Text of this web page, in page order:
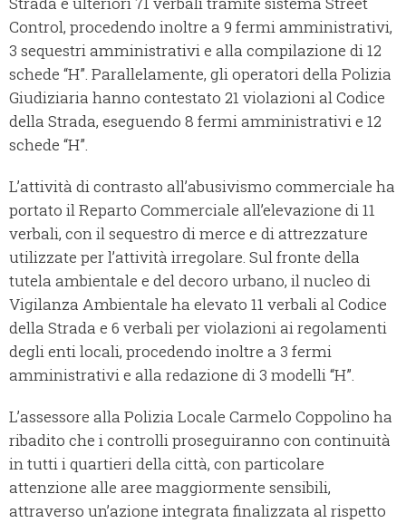
Control, procedendo inoltre a 9 fermi amministrativi,
3 sequestri amministrativi e alla compilazione di 12
schede “H”. Parallelamente, gli operatori della Polizia
Giudiziaria hanno contestato 21 violazioni al Codice
della Strada, eseguendo 8 fermi amministrativi e 12
schede “H”.
L’attività di contrasto all’abusivismo commerciale ha
portato il Reparto Commerciale all’elevazione di 11
verbali, con il sequestro di merce e di attrezzature
utilizzate per l’attività irregolare. Sul fronte della
tutela ambientale e del decoro urbano, il nucleo di
Vigilanza Ambientale ha elevato 11 verbali al Codice
della Strada e 6 verbali per violazioni ai regolamenti
degli enti locali, procedendo inoltre a 3 fermi
amministrativi e alla redazione di 3 modelli “H”.
L’assessore alla Polizia Locale Carmelo Coppolino ha
ribadito che i controlli proseguiranno con continuità
in tutti i quartieri della città, con particolare
attenzione alle aree maggiormente sensibili,
attraverso un’azione integrata finalizzata al rispetto